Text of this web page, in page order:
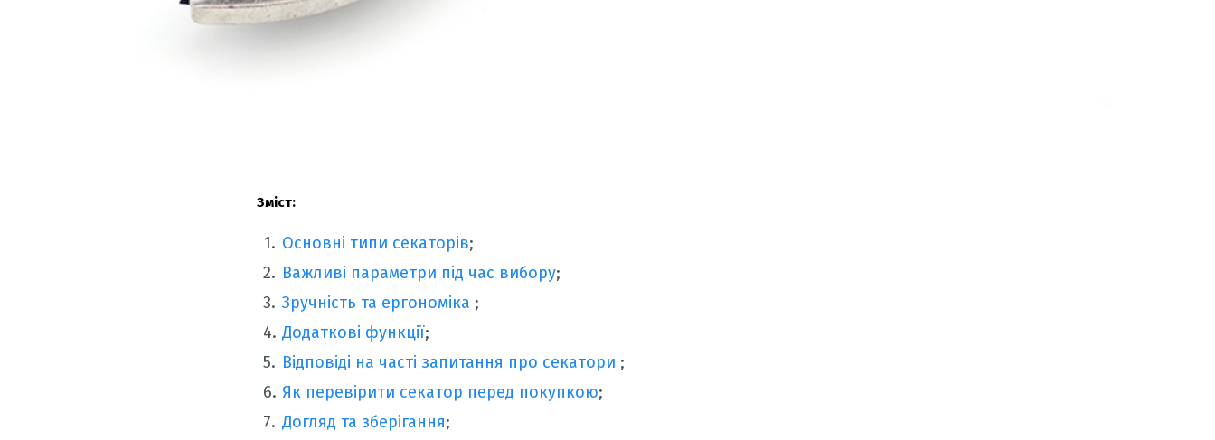
Зміст:
Основні типи секаторів;
Важливі параметри під час вибору;
Зручність та ергономіка ;
Додаткові функції;
Відповіді на часті запитання про секатори ;
Як перевірити секатор перед покупкою;
Догляд та зберігання;